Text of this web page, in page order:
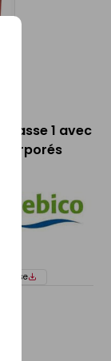
1 avec
pose